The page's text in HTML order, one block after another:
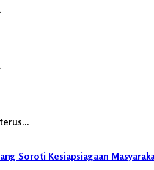
Soroti Kesiapsiagaan